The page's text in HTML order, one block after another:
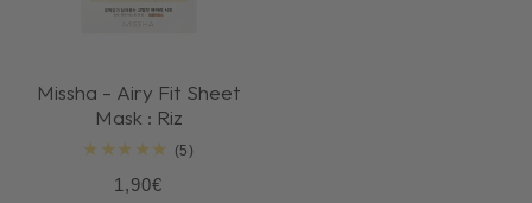
Missha - Airy Fit Sheet
Mask : Riz
(5)
Prix
1,90€